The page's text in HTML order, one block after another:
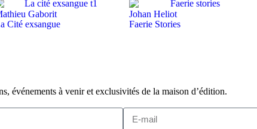
Gaborit
Cité exsangue
Johan Heliot
Faerie Stories
événements à venir et exclusivités de la maison d’édition.